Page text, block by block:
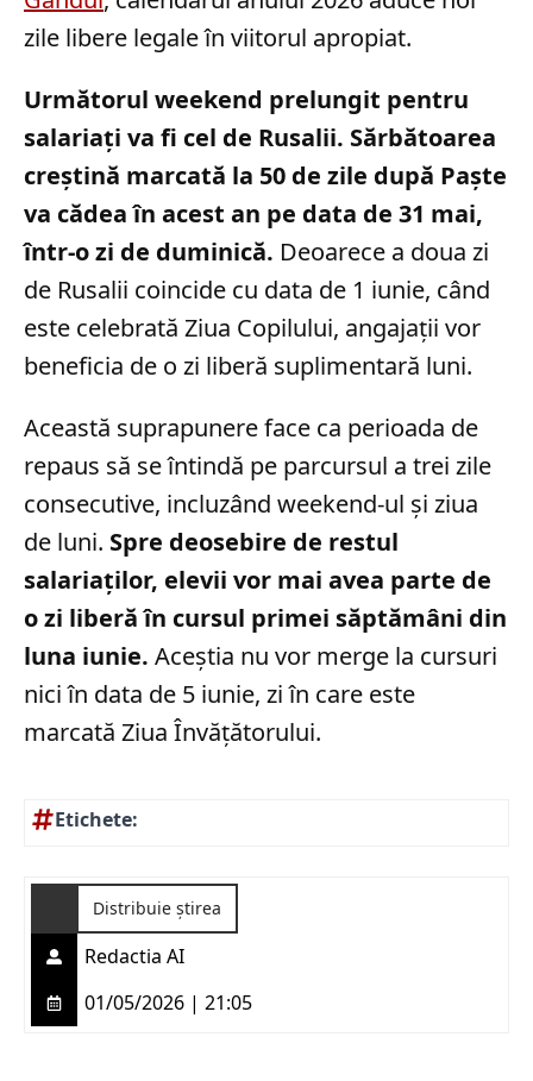
zile libere legale în viitorul apropiat.
Următorul weekend prelungit pentru
salariați va fi cel de Rusalii. Sărbătoarea
creștină marcată la 50 de zile după Paște
va cădea în acest an pe data de 31 mai,
într-o zi de duminică. Deoarece a doua zi
de Rusalii coincide cu data de 1 iunie, când
este celebrată Ziua Copilului, angajații vor
beneficia de o zi liberă suplimentară luni.
Această suprapunere face ca perioada de
repaus să se întindă pe parcursul a trei zile
consecutive, incluzând weekend-ul și ziua
de luni. Spre deosebire de restul
salariaților, elevii vor mai avea parte de
o zi liberă în cursul primei săptămâni din
luna iunie. Aceștia nu vor merge la cursuri
nici în data de 5 iunie, zi în care este
marcată Ziua Învățătorului.
Etichete:
Distribuie știrea
Redactia AI
01/05/2026 | 21:05